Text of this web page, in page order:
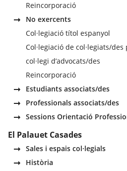
Reincorporació
No exercents
Col·legiació títol espanyol
Col·legiació de col·legiats/
col·legi d’advocats/des
Reincorporació
Estudiants associats/des
Professionals associats/des
Sessions Orientació
El Palauet Casades
Sales i espais col·legials
Història